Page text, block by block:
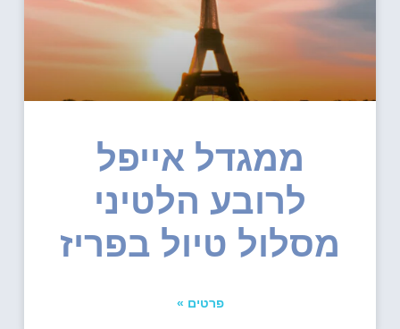
ממגדל אייפל
לרובע הלטיני
מסלול טיול בפריז
פרטים »